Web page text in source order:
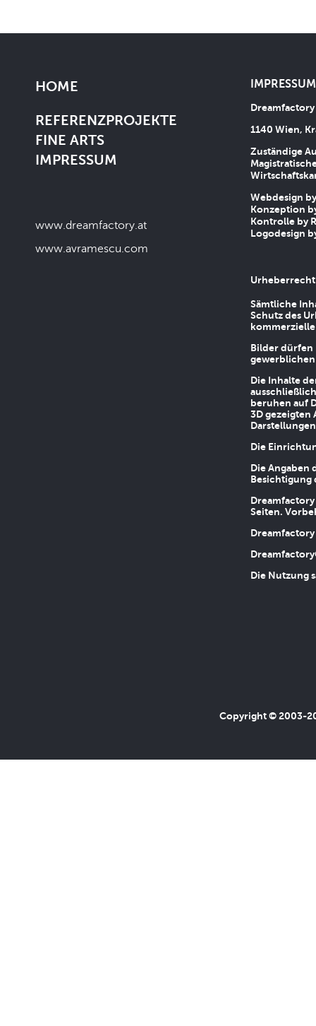
HOME
REFERENZPROJEKTE
FINE ARTS
IMPRESSUM
www.dreamfactory.at
www.avramescu.com
1140 Wien,
Zuständige
Webdesign
Konzeption
Kontrolle by
Logodesign
Urheberrecht
Sämtliche
Schutz des
Bilder dürfen
Die Inhalte
beruhen auf
3D gezeigten
Die
Die
Besichtigung
Seiten.
Die Nutzung
Copyright © 2003-